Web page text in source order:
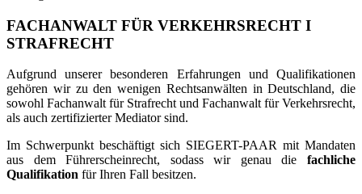
FACHANWALT FÜR VERKEHRSRECHT I
STRAFRECHT
Aufgrund unserer besonderen Erfahrungen und Qualifikationen
gehören wir zu den wenigen Rechtsanwälten in Deutschland, die
sowohl Fachanwalt für Strafrecht und Fachanwalt für Verkehrsrecht,
als auch zertifizierter Mediator sind.
Im Schwerpunkt beschäftigt sich SIEGERT-PAAR mit Mandaten
aus dem Führerscheinrecht, sodass wir genau die fachliche
Qualifikation für Ihren Fall besitzen.